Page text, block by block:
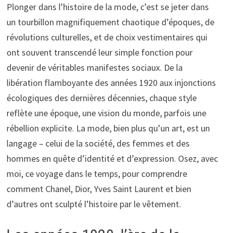
Plonger dans l’histoire de la mode, c’est se jeter dans
un tourbillon magnifiquement chaotique d’époques, de
révolutions culturelles, et de choix vestimentaires qui
ont souvent transcendé leur simple fonction pour
devenir de véritables manifestes sociaux. De la
libération flamboyante des années 1920 aux injonctions
écologiques des dernières décennies, chaque style
reflète une époque, une vision du monde, parfois une
rébellion explicite. La mode, bien plus qu’un art, est un
langage – celui de la société, des femmes et des
hommes en quête d’identité et d’expression. Osez, avec
moi, ce voyage dans le temps, pour comprendre
comment Chanel, Dior, Yves Saint Laurent et bien
d’autres ont sculpté l’histoire par le vêtement.